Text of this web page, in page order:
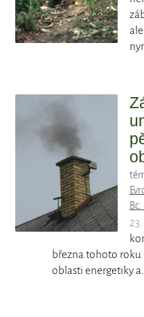
března tohoto
oblasti energetiky